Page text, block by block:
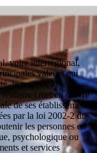
voire interrégional,
valeurs qui
le respect, la
réalisme) met en œuvre
de ses établissements
par la loi 2002-2 du
les personnes en
psychologique ou
et services